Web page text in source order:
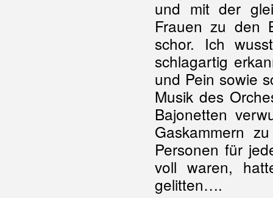
und mit der
Frauen zu den
schor. Ich
schlagartig
und Pein sowie
Musik des
Bajonetten
Gaskammern
Personen für
voll waren,
gelitten….